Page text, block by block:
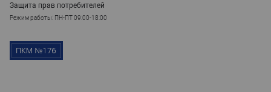
Защита прав потребителей
Режим работы: ПН-ПТ 09:00-18:00